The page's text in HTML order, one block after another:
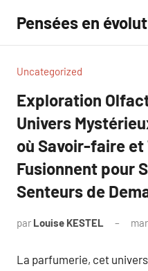
contenu
Pensées en
Uncategorized
Exploration
Univers
où Savoir-faire et
Fusionnent pour
Senteurs de
par Louise KESTEL
La parfumerie, cet